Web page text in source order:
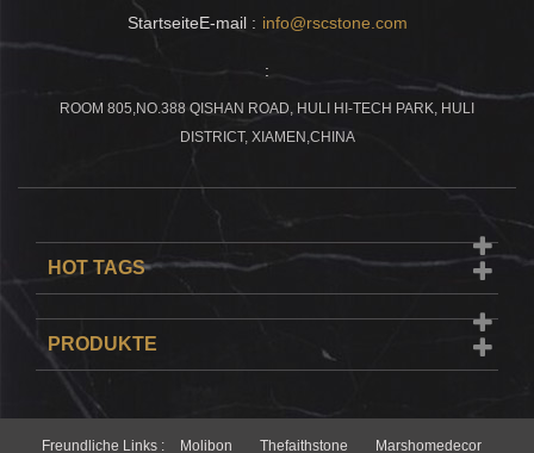
StartseiteE-mail : info@rscstone.com
:
ROOM 805,NO.388 QISHAN ROAD, HULI HI-TECH PARK, HULI
DISTRICT, XIAMEN,CHINA
HOT TAGS
PRODUKTE
Freundliche Links : Molibon Thefaithstone Marshomedecor